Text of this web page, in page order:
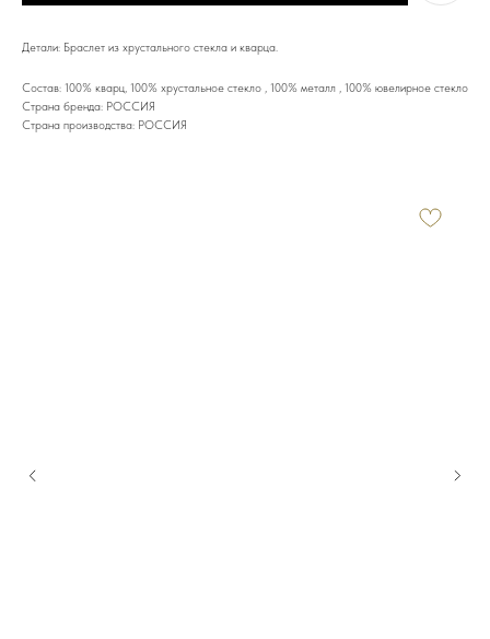
Детали: Браслет из хрустального стекла и кварца.
Состав: 100% кварц, 100% хрустальное стекло , 100% металл , 100% ювелирное стекло
Страна бренда: РОССИЯ
Страна производства: РОССИЯ